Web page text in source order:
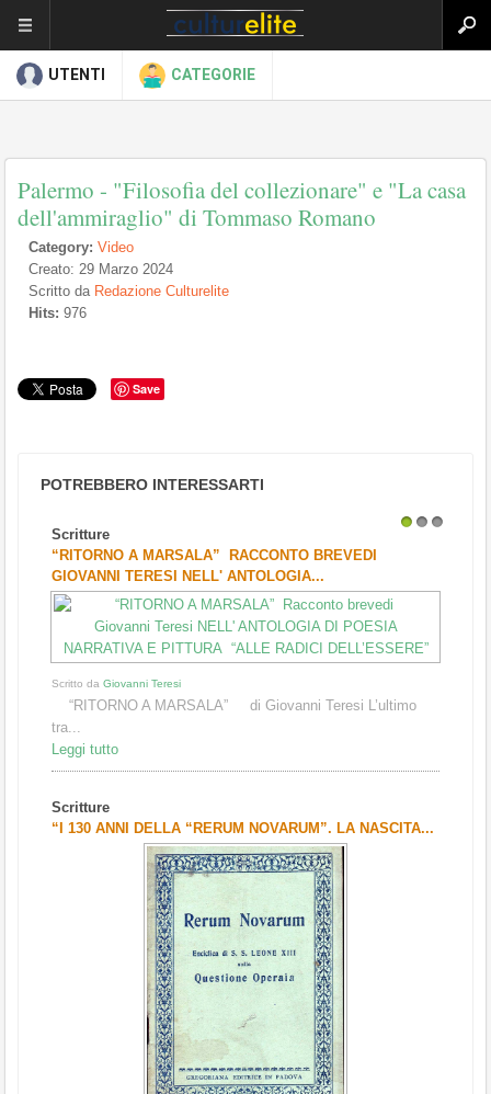
UTENTI CATEGORIE
Palermo - "Filosofia del collezionare" e "La casa
dell'ammiraglio" di Tommaso Romano
Category: Video
Creato: 29 Marzo 2024
Scritto da Redazione Culturelite
Hits: 976
Save
POTREBBERO INTERESSARTI
Scritture
“RITORNO A MARSALA” RACCONTO BREVEDI
GIOVANNI TERESI NELL' ANTOLOGIA...
Scritto da Giovanni Teresi
“RITORNO A MARSALA” di Giovanni Teresi L’ultimo
tra...
Leggi tutto
Scritture
“I 130 ANNI DELLA “RERUM NOVARUM”. LA NASCITA...